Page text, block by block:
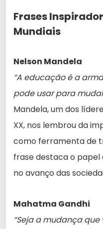
Frases
Mundiais
Nelson Mandela
“A educação é a
pode usar para
Mandela, um dos
XX, nos lembrou da
como ferramenta de
frase destaca o
no avanço das
Mahatma Gandhi
“Seja a mudança que